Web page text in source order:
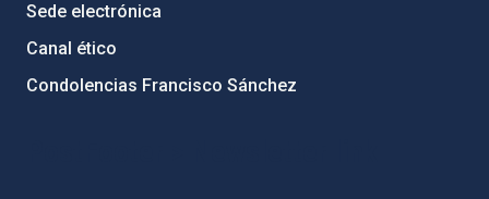
Sede electrónica
Canal ético
Condolencias Francisco Sánchez